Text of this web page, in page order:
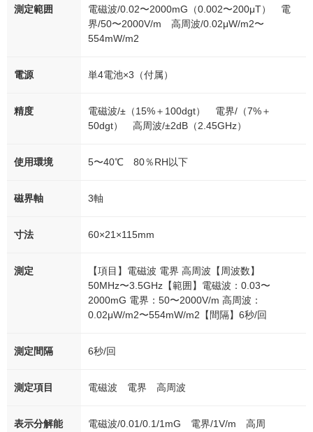
測定範囲
電磁波/0.02〜2000mG（0.002〜200μT） 電
界/50〜2000V/m 高周波/0.02μW/m2〜
554mW/m2
電源 単4電池×3（付属）
精度
電磁波/±（15%＋100dgt） 電界/（7%＋
50dgt） 高周波/±2dB（2.45GHz）
使用環境 5〜40℃ 80％RH以下
磁界軸 3軸
寸法 60×21×115mm
測定
【項目】電磁波 電界 高周波【周波数】
50MHz〜3.5GHz【範囲】電磁波：0.03〜
2000mG 電界：50〜2000V/m 高周波：
0.02μW/m2〜554mW/m2【間隔】6秒/回
測定間隔 6秒/回
測定項目 電磁波 電界 高周波
表示分解能
電磁波/0.01/0.1/1mG 電界/1V/m 高周